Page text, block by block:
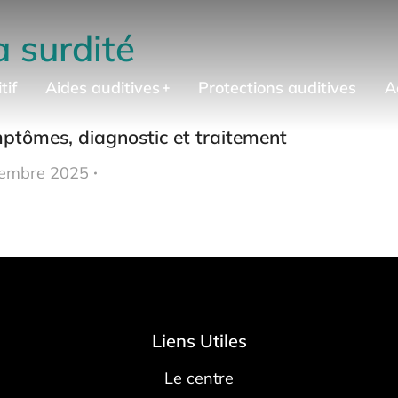
Aides auditives Protections auditives
surdité
diagnostic et traitement
2025
Liens Utiles
Le centre